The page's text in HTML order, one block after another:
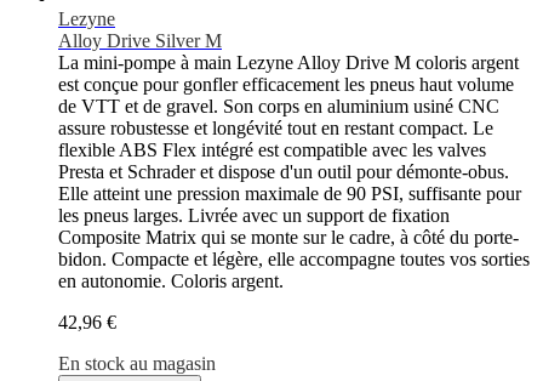
Lezyne
Alloy Drive Silver M
La mini-pompe à main Lezyne Alloy Drive M coloris argent
est conçue pour gonfler efficacement les pneus haut volume
de VTT et de gravel. Son corps en aluminium usiné CNC
assure robustesse et longévité tout en restant compact. Le
flexible ABS Flex intégré est compatible avec les valves
Presta et Schrader et dispose d'un outil pour démonte-obus.
Elle atteint une pression maximale de 90 PSI, suffisante pour
les pneus larges. Livrée avec un support de fixation
Composite Matrix qui se monte sur le cadre, à côté du porte-
bidon. Compacte et légère, elle accompagne toutes vos sorties
en autonomie. Coloris argent.
42,96 €
En stock au magasin